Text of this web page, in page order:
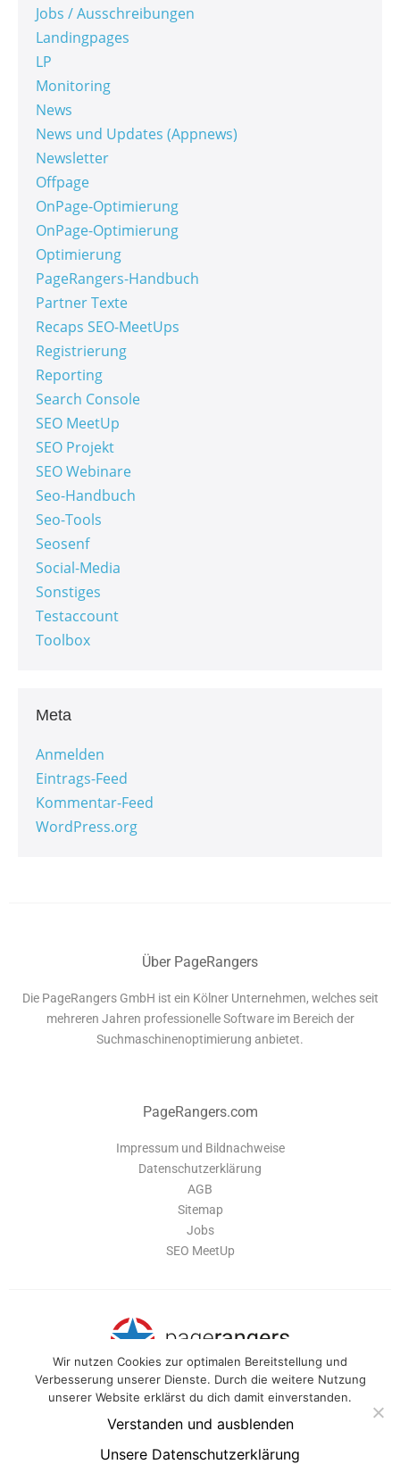
Jobs / Ausschreibungen
Landingpages
LP
Monitoring
News
News und Updates (Appnews)
Newsletter
Offpage
OnPage-Optimierung
OnPage-Optimierung
Optimierung
PageRangers-Handbuch
Partner Texte
Recaps SEO-MeetUps
Registrierung
Reporting
Search Console
SEO MeetUp
SEO Projekt
SEO Webinare
Seo-Handbuch
Seo-Tools
Seosenf
Social-Media
Sonstiges
Testaccount
Toolbox
Meta
Anmelden
Eintrags-Feed
Kommentar-Feed
WordPress.org
Über PageRangers
Die PageRangers GmbH ist ein Kölner Unternehmen, welches seit
mehreren Jahren professionelle Software im Bereich der
Suchmaschinenoptimierung anbietet.
PageRangers.com
Impressum und Bildnachweise
Datenschutzerklärung
AGB
Sitemap
Jobs
SEO MeetUp
PageRangers ist eine Software-Suite, die dir alle Tools bietet um deine
Webseite optimal zu verwalten und für Suchmaschinen zu optimieren.
Wir nutzen Cookies zur optimalen Bereitstellung und
Verbesserung unserer Dienste. Durch die weitere Nutzung
unserer Website erklärst du dich damit einverstanden.
Verstanden und ausblenden
Unsere Datenschutzerklärung